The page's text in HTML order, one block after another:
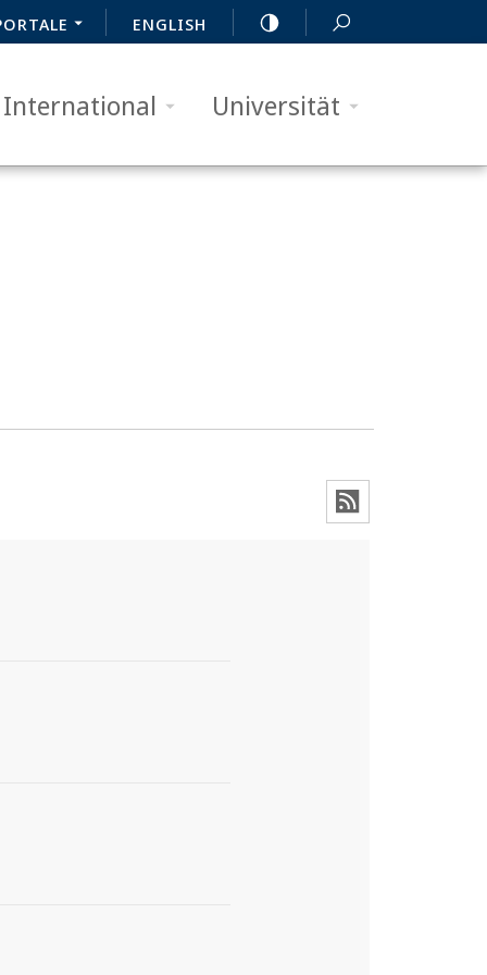
ENGLISH
International Universität